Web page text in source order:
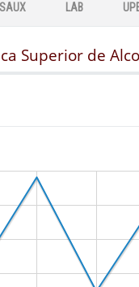
SAUX LAB
Superior de